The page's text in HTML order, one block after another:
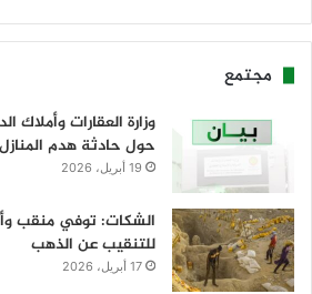
مجتمع
وزارة العقارات
حول حادثة هدم
19 أبريل، 2026
الشكات: توفي منقب
للتنقيب عن الذهب
17 أبريل، 2026